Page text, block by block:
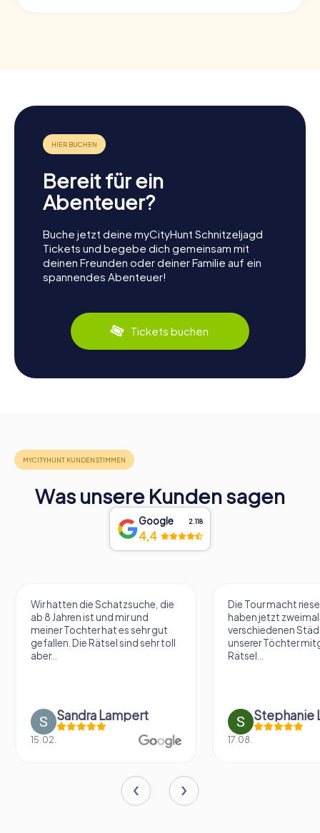
Bereit für ein
Abenteuer?
Buche jetzt deine myCityHunt Schnitzeljagd
Tickets und begebe dich gemeinsam mit
deinen Freunden oder deiner Familie auf ein
spannendes Abenteuer!
Tickets buchen
Was unsere Kunden sagen
Google 2.118
4,4
Wir hatten die Schatzsuche, die
ab 8 Jahren ist und mir und
meiner Tochter hat es sehr gut
gefallen. Die Rätsel sind sehr toll
aber...
Sandra Lampert
15.02.
Die Tour macht
haben jetzt zweimal
verschiedenen
unserer Töchter
Rätsel...
Stephanie
17.08.